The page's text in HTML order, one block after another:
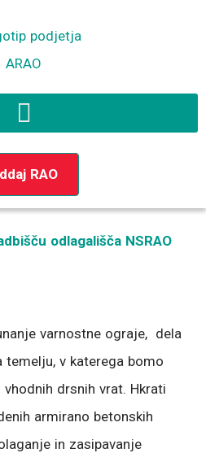
RAO
odlagališča NSRAO
varnostne ograje, dela
temelju, v katerega bomo
drsnih vrat. Hkrati
armirano betonskih
in zasipavanje